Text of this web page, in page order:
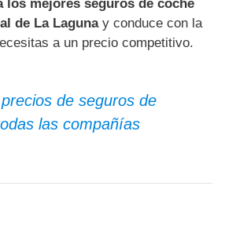
los mejores seguros de coche
de La Lagunay conduce con la
a un precio competitivo.
de seguros de
las compañías